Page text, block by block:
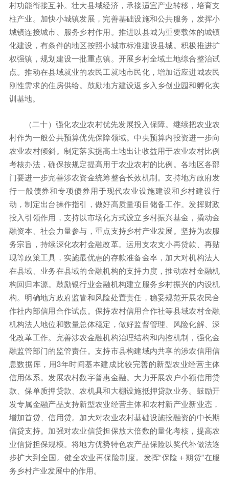
村功能衔接互补。壮大县域经济，承接适宜产业转移，培育支
柱产业。加快小城镇发展，完善基础设施和公共服务，发挥小
城镇连接城市、服务乡村作用。推进以县城为重要载体的城镇
化建设，有条件的地区按照小城市标准建设县城。积极推进扩
权强镇，规划建设一批重点镇。开展乡村全域土地综合整治试
点。推动在县域就业的农民工就地市民化，增加适应进城农民
刚性需求的住房供给。鼓励地方建设返乡入乡创业园和孵化实
训基地。
（二十）强化农业农村优先发展投入保障。继续把农业农
村作为一般公共预算优先保障领域。中央预算内投资进一步向
农业农村倾斜。制定落实提高土地出让收益用于农业农村比例
考核办法，确保按规定提高用于农业农村的比例。各地区各部
门要进一步完善涉农资金统筹整合长效机制。支持地方政府发
行一般债券和专项债券用于现代农业设施建设和乡村建设行
动，制定出台操作指引，做好高质量项目储备工作。发挥财政
投入引领作用，支持以市场化方式设立乡村振兴基金，撬动金
融资本、社会力量参与，重点支持乡村产业发展。坚持为农服
务宗旨，持续深化农村金融改革。运用支农支小再贷款、再贴
现等政策工具，实施最优惠的存款准备金率，加大对机构法人
在县域、业务在县域的金融机构的支持力度，推动农村金融机
构回归本源。鼓励银行业金融机构建立服务乡村振兴的内设机
构。明确地方政府监管和风险处置责任，稳妥规范开展农民合
作社内部信用合作试点。保持农村信用合作社等县域农村金融
机构法人地位和数量总体稳定，做好监督管理、风险化解、深
化改革工作。完善涉农金融机构治理结构和内控机制，强化金
融监管部门的监管责任。支持市县构建域内共享的涉农信用信
息数据库，用3年时间基本建成比较完善的新型农业经营主体
信用体系。发展农村数字普惠金融。大力开展农户小额信用贷
款、保单质押贷款、农机具和大棚设施抵押贷款业务。鼓励开
发专属金融产品支持新型农业经营主体和农村新产业新业态，
增加首贷、信用贷。加大对农业农村基础设施投融资的中长期
信贷支持。加强对农业信贷担保放大倍数的量化考核，提高农
业信贷担保规模。将地方优势特色农产品保险以奖代补做法逐
步扩大到全国。健全农业再保险制度。发挥“保险＋期货”在服
务乡村产业发展中的作用。